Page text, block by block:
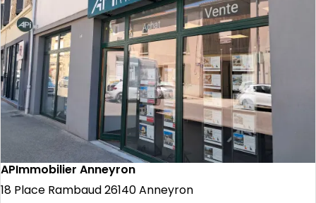
APImmobilier Anneyron
18 Place Rambaud 26140 Anneyron